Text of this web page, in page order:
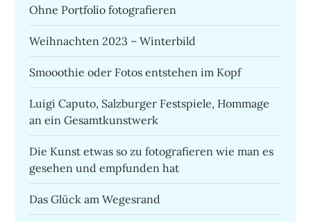
Ohne Portfolio fotografieren
Weihnachten 2023 – Winterbild
Smooothie oder Fotos entstehen im Kopf
Luigi Caputo, Salzburger Festspiele, Hommage
an ein Gesamtkunstwerk
Die Kunst etwas so zu fotografieren wie man es
gesehen und empfunden hat
Das Glück am Wegesrand